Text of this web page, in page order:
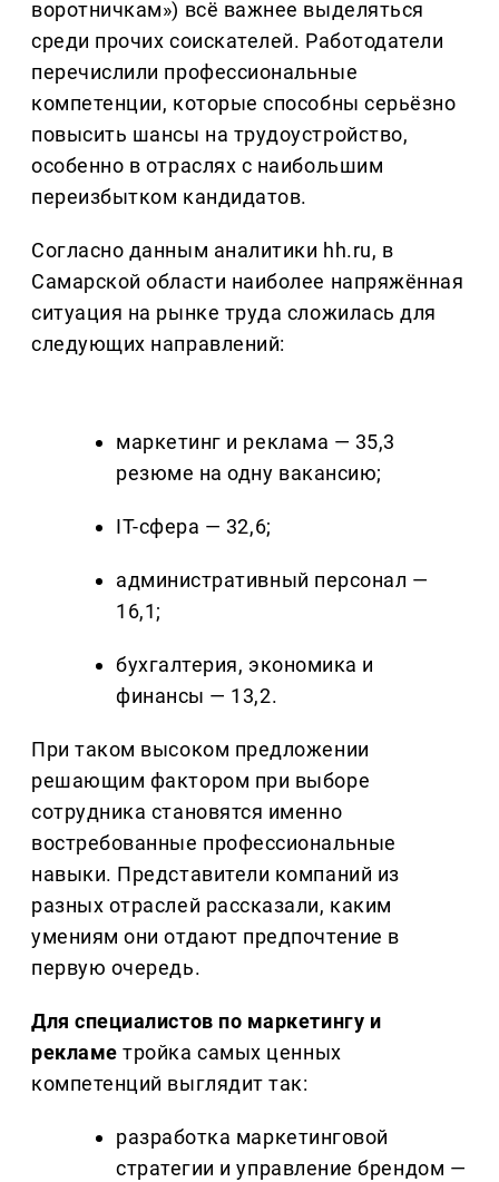
воротничкам») всё важнее выделяться
среди прочих соискателей. Работодатели
перечислили профессиональные
компетенции, которые способны серьёзно
повысить шансы на трудоустройство,
особенно в отраслях с наибольшим
переизбытком кандидатов.
Согласно данным аналитики hh.ru, в
Самарской области наиболее напряжённая
ситуация на рынке труда сложилась для
следующих направлений:
маркетинг и реклама — 35,3
резюме на одну вакансию;
IT-сфера — 32,6;
административный персонал —
16,1;
бухгалтерия, экономика и
финансы — 13,2.
При таком высоком предложении
решающим фактором при выборе
сотрудника становятся именно
востребованные профессиональные
навыки. Представители компаний из
разных отраслей рассказали, каким
умениям они отдают предпочтение в
первую очередь.
Для специалистов по маркетингу и
рекламе тройка самых ценных
компетенций выглядит так:
разработка маркетинговой
стратегии и управление брендом —